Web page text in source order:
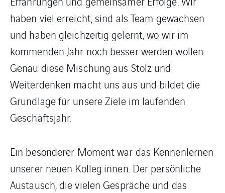
haben viel erreicht, sind als Team gewachsen
und haben gleichzeitig gelernt, wo wir im
kommenden Jahr noch besser werden wollen.
Genau diese Mischung aus Stolz und
Weiterdenken macht uns aus und bildet die
Grundlage für unsere Ziele im laufenden
Geschäftsjahr.
Ein besonderer Moment war das Kennenlernen
unserer neuen Kolleg:innen. Der persönliche
Austausch, die vielen Gespräche und das